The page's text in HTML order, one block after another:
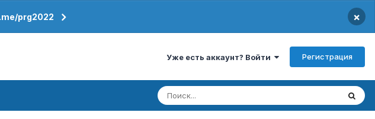
prg2022 ×
Уже есть аккаунт? Войти Регистрация